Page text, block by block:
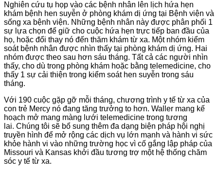
Nghiên cứu tụ họp vào các bệnh nhân lên lịch hứa hẹn
khám bệnh hen suyễn ở phòng khám dị ứng tại Bệnh viện và
sống xa bệnh viện. Những bệnh nhân này được phân phối 1
sự lựa chọn để giữ cho cuộc hứa hẹn trực tiếp ban đầu của
họ, hoặc đổi thay nó đến thăm khám từ xa. Một nhóm kiểm
soát bệnh nhân được nhìn thấy tại phòng khám dị ứng. Hai
nhóm được theo sau hơn sáu tháng. Tất cả các người nhìn
thấy, cho dù trong phòng khám hoặc bằng telemedicine, cho
thấy 1 sự cải thiện trong kiểm soát hen suyễn trong sáu
tháng.
Với 190 cuộc gặp gỡ mỗi tháng, chương trình y tế từ xa của
con trẻ Mercy nó đang tăng trưởng to hơn. Waller mang kế
hoạch mở mang màng lưới telemedicine trong tương
lai. Chúng tôi sẽ bổ sung thêm đa dạng biện pháp hội nghị
truyền hình để mở rộng các dịch vụ lớn mạnh và hành vi sức
khỏe hành vi vào những trường học vì cố gắng lập pháp của
Missouri và Kansas khởi đầu tương trợ một hệ thống chăm
sóc y tế từ xa.